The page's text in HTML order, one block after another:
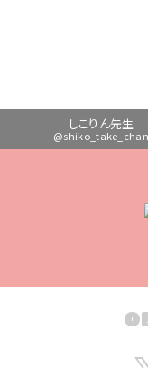
しこりん先生
@shiko_take_chan